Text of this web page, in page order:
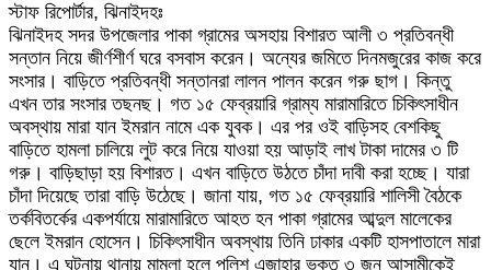
স্টাফ রিপোর্টার, ঝিনাইদহঃ
ঝিনাইদহ সদর উপজেলার পাকা গ্রামের অসহায় বিশারত আলী ৩ প্রতিবন্ধী
সন্তান নিয়ে জীর্ণশীর্ণ ঘরে বসবাস করেন। অন্যের জমিতে দিনমজুরের কাজ করে
সংসার। বাড়িতে প্রতিবন্ধী সন্তানরা লালন পালন করেন গরু ছাগ। কিন্তু
এখন তার সংসার তছনছ। গত ১৫ ফেব্রয়ারি গ্রাম্য মারামারিতে চিকিৎসাধীন
অবস্থায় মারা যান ইমরান নামে এক যুবক। এর পর ওই বাড়িসহ বেশকিছু
বাড়িতে হামলা চালিয়ে লুট করে নিয়ে যাওয়া হয় আড়াই লাখ টাকা দামের ৩ টি
গরু। বাড়িছাড়া হয় বিশারত। এখন বাড়িতে উঠতে চাঁদা দাবী করা হচ্ছে। যারা
চাঁদা দিয়েছে তারা বাড়ি উঠেছে। জানা যায়, গত ১৫ ফেব্রয়ারি শালিসী বৈঠকে
তর্কবিতর্কের একপর্যায়ে মারামারিতে আহত হন পাকা গ্রামের আব্দুল মালেকের
ছেলে ইমরান হোসেন। চিকিৎসাধীন অবস্থায় তিনি ঢাকার একটি হাসপাতালে মারা
যান। এ ঘটনায় থানায় মামলা হলে পুলিশ এজাহার ভুক্ত ৩ জন আসামীকেই